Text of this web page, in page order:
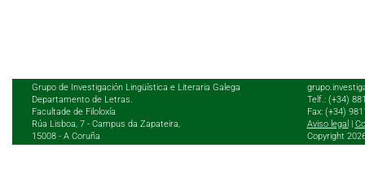
Grupo de Investigación Lingüística e Literaria Galega
Departamento de Letras.
Facultade de Filoloxía
Rúa Lisboa, 7 - Campus da Zapateira,
15008 - A Coruña
Telf.: (+34)
Fax: (+34)
Aviso legal
Copyright